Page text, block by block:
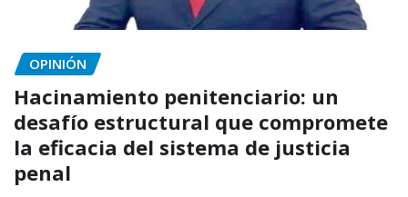
OPINIÓN
Hacinamiento penitenciario: un
desafío estructural que compromete
la eficacia del sistema de justicia
penal